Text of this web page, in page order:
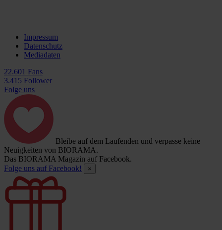
Impressum
Datenschutz
Mediadaten
22.601 Fans
3.415 Follower
Folge uns
Bleibe auf dem Laufenden und verpasse keine
Neuigkeiten von BIORAMA.
Das BIORAMA Magazin auf Facebook.
Folge uns auf Facebook!
×